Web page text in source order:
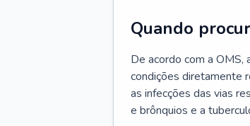
Quando
De acordo com a OMS,
condições diretamente
as infecções das vias
e brônquios e a